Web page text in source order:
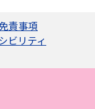
責事項
ビリティ